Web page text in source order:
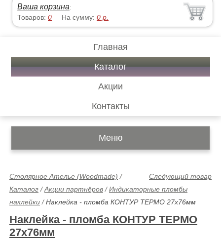
Ваша корзина:
Товаров:0 На сумму:0 р.
Главная
Каталог
Акции
Контакты
Меню
Следующий товар
Столярное Ателье (Woodmade) /
Каталог /Акции партнёров /Индикаторные пломбы
наклейки /Наклейка - пломба КОНТУР ТЕРМО 27х76мм
Наклейка - пломба КОНТУР ТЕРМО
27х76мм